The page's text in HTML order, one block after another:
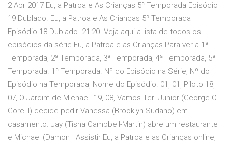
2 Abr 2017 Eu, a Patroa e As Crianças 5ª Temporada Episódio
19 Dublado. Eu, a Patroa e As Crianças 5ª Temporada
Episódio 18 Dublado. 21:20. Veja aqui a lista de todos os
episódios da série Eu, a Patroa e as Crianças.Para ver a 1ª
Temporada, 2ª Temporada, 3ª Temporada, 4ª Temporada, 5ª
Temporada. 1ª Temporada. Nº do Episódio na Série, Nº do
Episódio na Temporada, Nome do Episódio. 01, 01, Piloto 18,
07, O Jardim de Michael. 19, 08, Vamos Ter Junior (George O.
Gore II) decide pedir Vanessa (Brooklyn Sudano) em
casamento. Jay (Tisha Campbell-Martin) abre um restaurante
e Michael (Damon Assistir Eu, a Patroa e as Crianças online,